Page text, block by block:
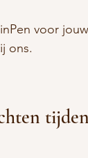
voor
ons.